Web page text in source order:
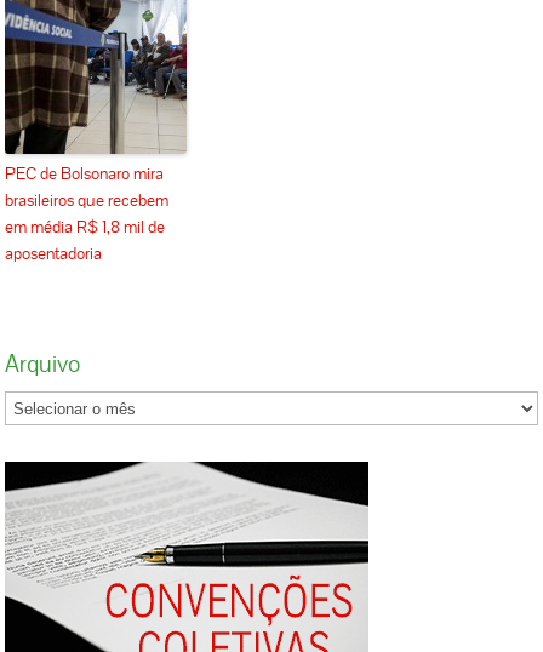
PEC de Bolsonaro mira
brasileiros que recebem
em média R$ 1,8 mil de
aposentadoria
Arquivo